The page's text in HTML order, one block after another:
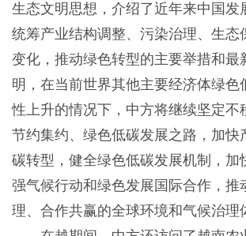
生态文明思想，介绍了近年来中国发
统筹产业结构调整、污染治理、生态
变化，推动绿色转型的主要举措和最
明，在当前世界其他主要经济体绿色
性上升的情况下，中方将继续坚定不
节约集约、绿色低碳发展之路，加快
碳转型，健全绿色低碳发展机制，加
强气候行动和绿色发展国际合作，推
理、合作共赢的全球环境和气候治理